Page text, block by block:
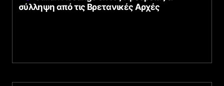
σύλληψη από τις Βρετανικές Αρχές